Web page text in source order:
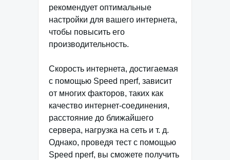
рекомендует оптимальные
настройки для вашего интернета,
чтобы повысить его
производительность.
Скорость интернета, достигаемая
с помощью Speed nperf, зависит
от многих факторов, таких как
качество интернет-соединения,
расстояние до ближайшего
сервера, нагрузка на сеть и т. д.
Однако, проведя тест с помощью
Speed nperf, вы сможете получить